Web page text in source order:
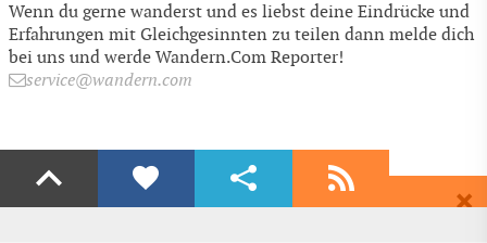
Wenn du gerne wanderst und es liebst deine Eindrücke und
Erfahrungen mit Gleichgesinnten zu teilen dann melde dich
bei uns und werde Wandern.Com Reporter!
service@wandern.com
Liken
Teilen
Abonnieren